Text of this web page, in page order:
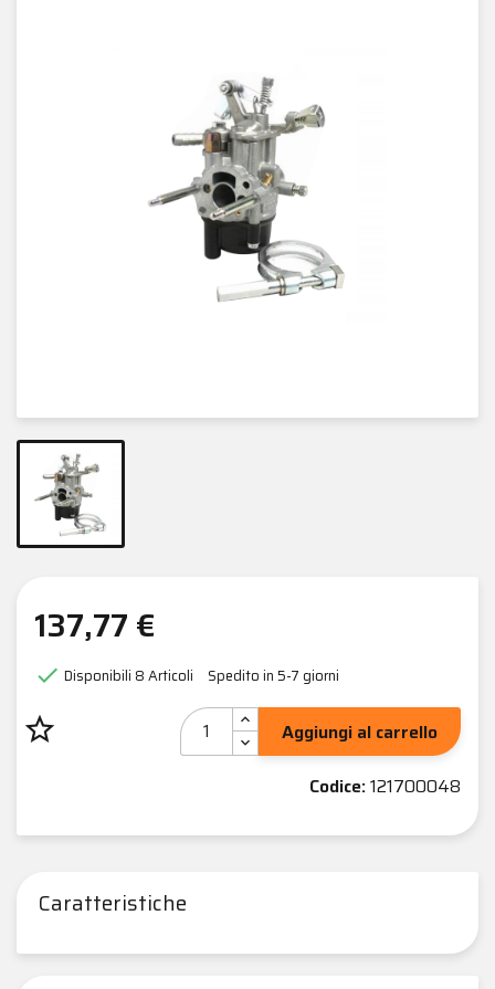
137,77 €
 Disponibili 8 Articoli Spedito in 5-7 giorni
star_border
Aggiungi al carrello
Codice:121700048
Caratteristiche